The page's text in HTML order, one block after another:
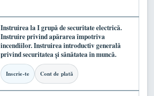
Instruirea la I grupă de securitate electrică.
Instruire privind apărarea împotriva
incendiilor. Instruirea introductiv generală
privind securitatea și sănătatea în muncă.
Inscrie-te Cont de plată